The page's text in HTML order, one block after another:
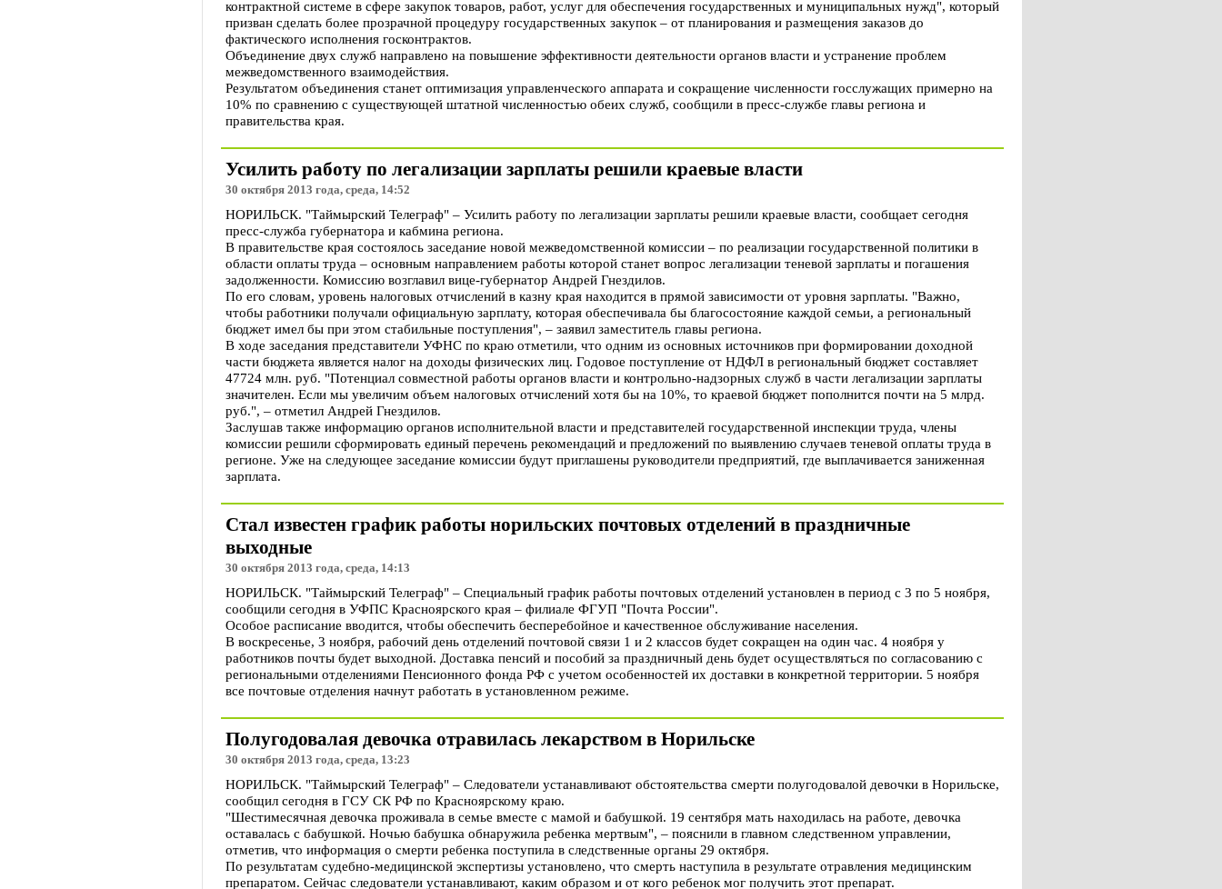
контрактной системе в сфере закупок товаров, работ, услуг для обеспечения государственных и муниципальных нужд", который
призван сделать более прозрачной процедуру государственных закупок – от планирования и размещения заказов до
фактического исполнения госконтрактов.
Объединение двух служб направлено на повышение эффективности деятельности органов власти и устранение проблем
межведомственного взаимодействия.
Результатом объединения станет оптимизация управленческого аппарата и сокращение численности госслужащих примерно на
10% по сравнению с существующей штатной численностью обеих служб, сообщили в пресс-службе главы региона и
правительства края.
Усилить работу по легализации зарплаты решили краевые власти
30 октября 2013 года, среда, 14:52
НОРИЛЬСК. "Таймырский Телеграф" – Усилить работу по легализации зарплаты решили краевые власти, сообщает сегодня
пресс-служба губернатора и кабмина региона.
В правительстве края состоялось заседание новой межведомственной комиссии – по реализации государственной политики в
области оплаты труда – основным направлением работы которой станет вопрос легализации теневой зарплаты и погашения
задолженности. Комиссию возглавил вице-губернатор Андрей Гнездилов.
По его словам, уровень налоговых отчислений в казну края находится в прямой зависимости от уровня зарплаты. "Важно,
чтобы работники получали официальную зарплату, которая обеспечивала бы благосостояние каждой семьи, а региональный
бюджет имел бы при этом стабильные поступления", – заявил заместитель главы региона.
В ходе заседания представители УФНС по краю отметили, что одним из основных источников при формировании доходной
части бюджета является налог на доходы физических лиц. Годовое поступление от НДФЛ в региональный бюджет составляет
47724 млн. руб. "Потенциал совместной работы органов власти и контрольно-надзорных служб в части легализации зарплаты
значителен. Если мы увеличим объем налоговых отчислений хотя бы на 10%, то краевой бюджет пополнится почти на 5 млрд.
руб.", – отметил Андрей Гнездилов.
Заслушав также информацию органов исполнительной власти и представителей государственной инспекции труда, члены
комиссии решили сформировать единый перечень рекомендаций и предложений по выявлению случаев теневой оплаты труда в
регионе. Уже на следующее заседание комиссии будут приглашены руководители предприятий, где выплачивается заниженная
зарплата.
Стал известен график работы норильских почтовых отделений в праздничные
выходные
30 октября 2013 года, среда, 14:13
НОРИЛЬСК. "Таймырский Телеграф" – Специальный график работы почтовых отделений установлен в период с 3 по 5 ноября,
сообщили сегодня в УФПС Красноярского края – филиале ФГУП "Почта России".
Особое расписание вводится, чтобы обеспечить бесперебойное и качественное обслуживание населения.
В воскресенье, 3 ноября, рабочий день отделений почтовой связи 1 и 2 классов будет сокращен на один час. 4 ноября у
работников почты будет выходной. Доставка пенсий и пособий за праздничный день будет осуществляться по согласованию с
региональными отделениями Пенсионного фонда РФ с учетом особенностей их доставки в конкретной территории. 5 ноября
все почтовые отделения начнут работать в установленном режиме.
Полугодовалая девочка отравилась лекарством в Норильске
30 октября 2013 года, среда, 13:23
НОРИЛЬСК. "Таймырский Телеграф" – Следователи устанавливают обстоятельства смерти полугодовалой девочки в Норильске,
сообщил сегодня в ГСУ СК РФ по Красноярскому краю.
"Шестимесячная девочка проживала в семье вместе с мамой и бабушкой. 19 сентября мать находилась на работе, девочка
оставалась с бабушкой. Ночью бабушка обнаружила ребенка мертвым", – пояснили в главном следственном управлении,
отметив, что информация о смерти ребенка поступила в следственные органы 29 октября.
По результатам судебно-медицинской экспертизы установлено, что смерть наступила в результате отравления медицинским
препаратом. Сейчас следователи устанавливают, каким образом и от кого ребенок мог получить этот препарат.